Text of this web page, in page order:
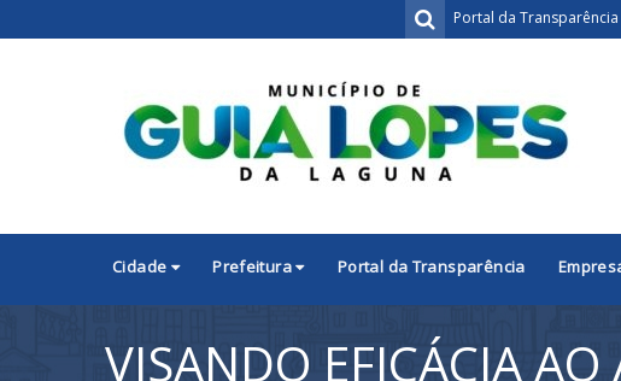
Portal da Transparência
Cidade Prefeitura Portal da Transparência
VISANDO EFICÁCIA